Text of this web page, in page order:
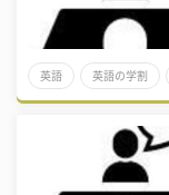
英語 英語の学割